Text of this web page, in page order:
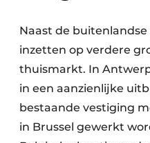
Naast de buitenlandse
inzetten op verdere
thuismarkt. In
in een aanzienlijke
bestaande vestiging
in Brussel gewerkt